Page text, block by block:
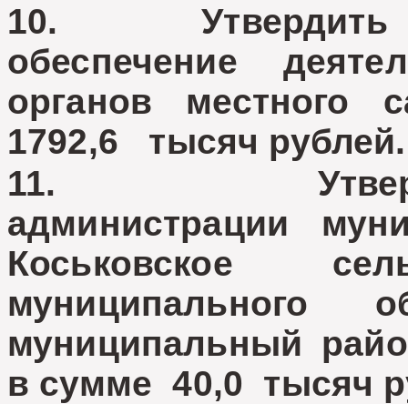
10. Утвердить
обеспечение
органов местного
1792,6 тысяч
11.
администрации
Коськовское
муниципального
муниципальный
в сумме 40,0 тысяч